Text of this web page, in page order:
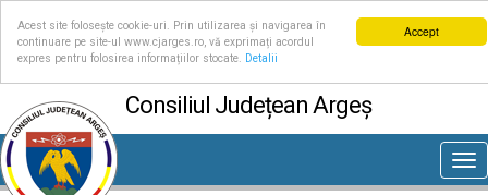
Accept
Acest site folosește cookie-uri. Prin utilizarea și navigarea în
continuare pe site-ul www.cjarges.ro, vă exprimați acordul
expres pentru folosirea informațiilor stocate.
Detalii
Consiliul Județean Argeș